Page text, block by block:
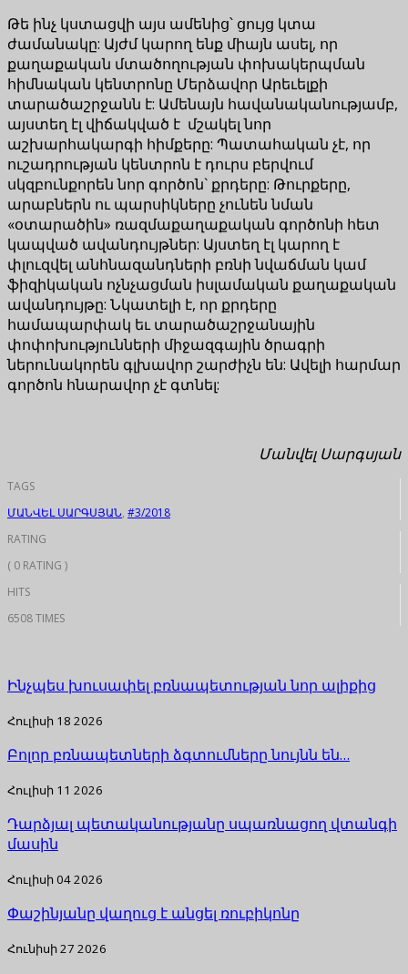
Թե ինչ կստացվի այս ամենից՝ ցույց կտա
ժամանակը: Այժմ կարող ենք միայն ասել, որ
քաղաքական մտածողության փոխակերպման
հիմնական կենտրոնը Մերձավոր Արեւելքի
տարածաշրջանն է: Ամենայն հավանականությամբ,
այստեղ էլ վիճակված է մշակել նոր
աշխարհակարգի հիմքերը: Պատահական չէ, որ
ուշադրության կենտրոն է դուրս բերվում
սկզբունքորեն նոր գործոն` քրդերը: Թուրքերը,
արաբներն ու պարսիկները չունեն նման
«օտարածին» ռազմաքաղաքական գործոնի հետ
կապված ավանդույթներ: Այստեղ էլ կարող է
փլուզվել անհնազանդների բռնի նվաճման կամ
ֆիզիկական ոչնչացման իսլամական քաղաքական
ավանդույթը: Նկատելի է, որ քրդերը
համապարփակ եւ տարածաշրջանային
փոփոխությունների միջազգային ծրագրի
ներունակորեն գլխավոր շարժիչն են: Ավելի հարմար
գործոն հնարավոր չէ գտնել:
Մանվել Սարգսյան
TAGS
ՄԱՆՎԵԼ ՍԱՐԳՍՅԱՆ, #3/2018
RATING
( 0 RATING )
HITS
6508 TIMES
Ինչպես խուսափել բռնապետության նոր ալիքից
Հուլիսի 18 2026
Բոլոր բռնապետների ձգտումները նույնն են…
Հուլիսի 11 2026
Դարձյալ պետականությանը սպառնացող վտանգի
մասին
Հուլիսի 04 2026
Փաշինյանը վաղուց է անցել ռուբիկոնը
Հունիսի 27 2026